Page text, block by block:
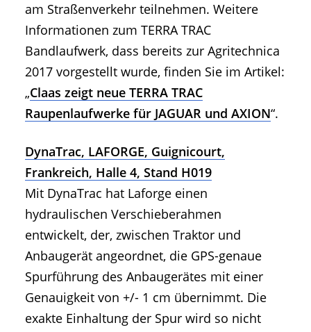
am Straßenverkehr teilnehmen. Weitere
Informationen zum TERRA TRAC
Bandlaufwerk, dass bereits zur Agritechnica
2017 vorgestellt wurde, finden Sie im Artikel:
„Claas zeigt neue TERRA TRAC
Raupenlaufwerke für JAGUAR und AXION“.
DynaTrac, LAFORGE, Guignicourt,
Frankreich, Halle 4, Stand H019
Mit DynaTrac hat Laforge einen
hydraulischen Verschieberahmen
entwickelt, der, zwischen Traktor und
Anbaugerät angeordnet, die GPS-genaue
Spurführung des Anbaugerätes mit einer
Genauigkeit von +/- 1 cm übernimmt. Die
exakte Einhaltung der Spur wird so nicht